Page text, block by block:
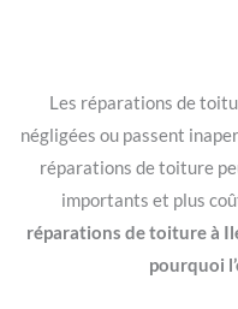
Les réparations de
négligées ou passent
réparations de toiture
importants et plus
réparations de toiture à
pourquoi